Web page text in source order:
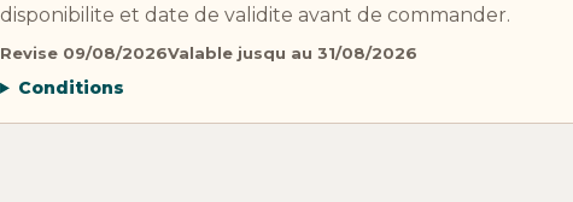
disponibilite et date de validite avant de commander.
Revise 09/08/2026Valable jusqu au 31/08/2026
Conditions